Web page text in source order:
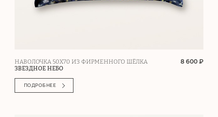
НАВОЛОЧКА 50Х70 ИЗ ФИРМЕННОГО ШЁЛКА
ЗВЕЗДНОЕ НЕБО
8 600 ₽
ПОДРОБНЕЕ